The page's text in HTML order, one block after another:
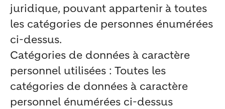
juridique, pouvant appartenir à toutes
les catégories de personnes énumérées
ci-dessus.
Catégories de données à caractère
personnel utilisées : Toutes les
catégories de données à caractère
personnel énumérées ci-dessus